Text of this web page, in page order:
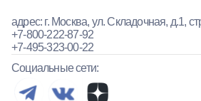
адрес: г. Москва, ул. Складочная, д.1,
+7-800-222-87-92
+7-495-323-00-22
Социальные сети: